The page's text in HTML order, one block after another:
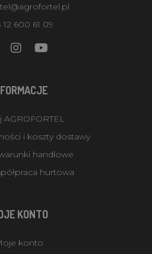
12 600 61 09
AGROFORTEL
i koszty dostawy
handlowe
hurtowa
KONTO
konto